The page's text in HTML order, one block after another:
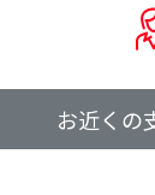
お近くの